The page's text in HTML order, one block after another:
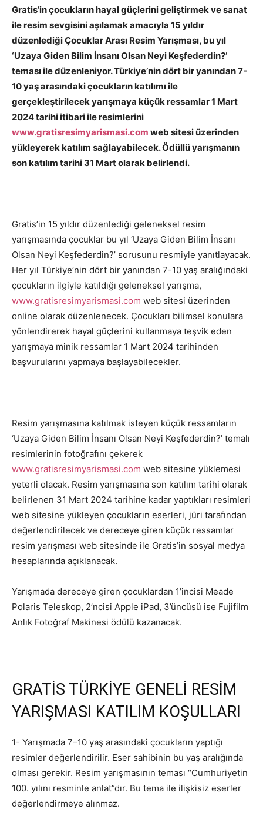
Gratis’in çocukların hayal güçlerini geliştirmek ve sanat
ile resim sevgisini aşılamak amacıyla 15 yıldır
düzenlediği Çocuklar Arası Resim Yarışması, bu yıl
‘Uzaya Giden Bilim İnsanı Olsan Neyi Keşfederdin?’
teması ile düzenleniyor. Türkiye’nin dört bir yanından 7-
10 yaş arasındaki çocukların katılımı ile
gerçekleştirilecek yarışmaya küçük ressamlar 1 Mart
2024 tarihi itibari ile resimlerini
www.gratisresimyarismasi.com web sitesi üzerinden
yükleyerek katılım sağlayabilecek. Ödüllü yarışmanın
son katılım tarihi 31 Mart olarak belirlendi.
Gratis’in 15 yıldır düzenlediği geleneksel resim
yarışmasında çocuklar bu yıl ‘Uzaya Giden Bilim İnsanı
Olsan Neyi Keşfederdin?’ sorusunu resmiyle yanıtlayacak.
Her yıl Türkiye’nin dört bir yanından 7-10 yaş aralığındaki
çocukların ilgiyle katıldığı geleneksel yarışma,
www.gratisresimyarismasi.com web sitesi üzerinden
online olarak düzenlenecek. Çocukları bilimsel konulara
yönlendirerek hayal güçlerini kullanmaya teşvik eden
yarışmaya minik ressamlar 1 Mart 2024 tarihinden
başvurularını yapmaya başlayabilecekler.
Resim yarışmasına katılmak isteyen küçük ressamların
‘Uzaya Giden Bilim İnsanı Olsan Neyi Keşfederdin?’ temalı
resimlerinin fotoğrafını çekerek
www.gratisresimyarismasi.com web sitesine yüklemesi
yeterli olacak. Resim yarışmasına son katılım tarihi olarak
belirlenen 31 Mart 2024 tarihine kadar yaptıkları resimleri
web sitesine yükleyen çocukların eserleri, jüri tarafından
değerlendirilecek ve dereceye giren küçük ressamlar
resim yarışması web sitesinde ile Gratis’in sosyal medya
hesaplarında açıklanacak.
Yarışmada dereceye giren çocuklardan 1’incisi Meade
Polaris Teleskop, 2’ncisi Apple iPad, 3’üncüsü ise Fujifilm
Anlık Fotoğraf Makinesi ödülü kazanacak.
GRATİS TÜRKİYE GENELİ RESİM
YARIŞMASI KATILIM KOŞULLARI
1- Yarışmada 7–10 yaş arasındaki çocukların yaptığı
resimler değerlendirilir. Eser sahibinin bu yaş aralığında
olması gerekir. Resim yarışmasının teması “Cumhuriyetin
100. yılını resminle anlat”dır. Bu tema ile ilişkisiz eserler
değerlendirmeye alınmaz.